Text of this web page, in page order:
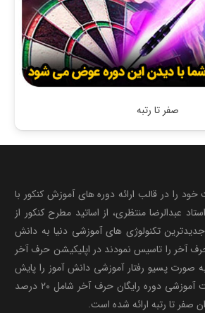
صفر تا رتبه
را در قالب ارائه دوره های آموزش کنکور با
عبدالرضا منتظری، از اساتید مطرح کنکور از
جدیدترین تکنولوژی های آموزشی دنیا به دانش
آخر را تاسیس نمودند در اپلیکیشن حرف آخر
پسیو رفتار آموزشی دانش آموز را پایش
می کند. در راستای عدالت آموزشی دوره رایگان حرف آخر شامل ۲۰ درصد
صفر تا رتبه ارائه شده است.